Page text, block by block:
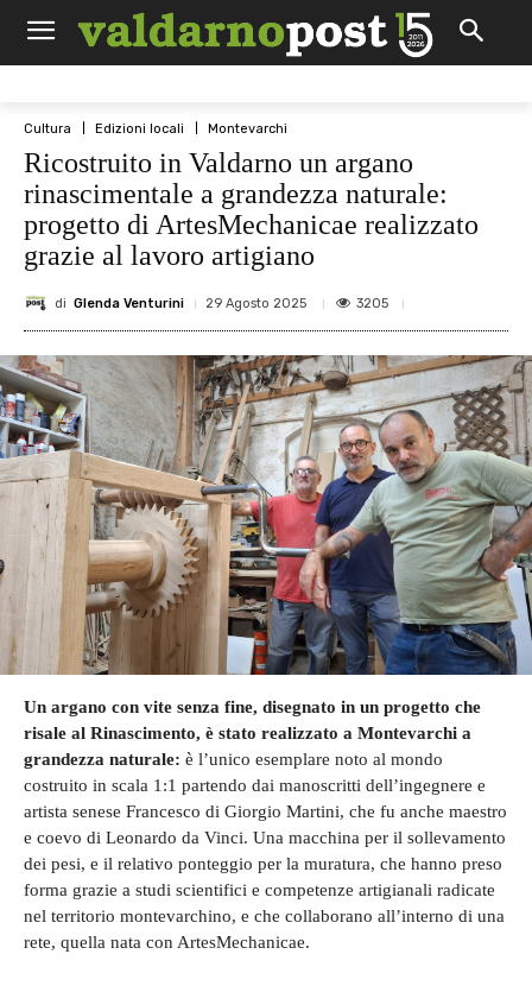
Cultura Edizioni locali Montevarchi
Ricostruito in Valdarno un argano
rinascimentale a grandezza naturale:
progetto di ArtesMechanicae realizzato
grazie al lavoro artigiano
di Glenda Venturini 29 Agosto 2025 3205
Un argano con vite senza fine, disegnato in un progetto che
risale al Rinascimento, è stato realizzato a Montevarchi a
grandezza naturale: è l’unico esemplare noto al mondo
costruito in scala 1:1 partendo dai manoscritti dell’ingegnere e
artista senese Francesco di Giorgio Martini, che fu anche maestro
e coevo di Leonardo da Vinci. Una macchina per il sollevamento
dei pesi, e il relativo ponteggio per la muratura, che hanno preso
forma grazie a studi scientifici e competenze artigianali radicate
nel territorio montevarchino, e che collaborano all’interno di una
rete, quella nata con ArtesMechanicae.